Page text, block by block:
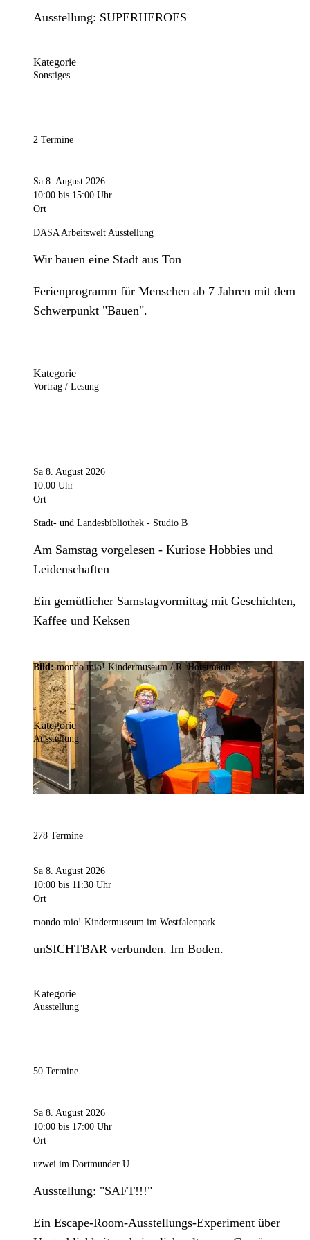
Ausstellung: SUPERHEROES
Kategorie
Sonstiges
2 Termine
Sa 8. August 2026
10:00 bis 15:00 Uhr
Ort
DASA Arbeitswelt Ausstellung
Wir bauen eine Stadt aus Ton
Ferienprogramm für Menschen ab 7 Jahren mit dem
Schwerpunkt "Bauen".
Kategorie
Vortrag / Lesung
Sa 8. August 2026
10:00 Uhr
Ort
Stadt- und Landesbibliothek - Studio B
Am Samstag vorgelesen - Kuriose Hobbies und
Leidenschaften
Ein gemütlicher Samstagvormittag mit Geschichten,
Kaffee und Keksen
Bild:mondo mio! Kindermuseum / R. Horstmann
Kategorie
Ausstellung
278 Termine
Sa 8. August 2026
10:00 bis 11:30 Uhr
Ort
mondo mio! Kindermuseum im Westfalenpark
unSICHTBAR verbunden. Im Boden.
Kategorie
Ausstellung
50 Termine
Sa 8. August 2026
10:00 bis 17:00 Uhr
Ort
uzwei im Dortmunder U
Ausstellung: "SAFT!!!"
Ein Escape-Room-Ausstellungs-Experiment über